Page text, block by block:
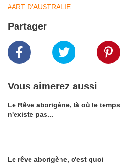
#ART D'AUSTRALIE
Partager
Vous aimerez aussi
Le Rêve aborigène, là où le temps
n'existe pas...
Le rêve aborigène, c'est quoi